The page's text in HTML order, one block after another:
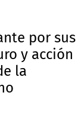
por sus
y acción
la